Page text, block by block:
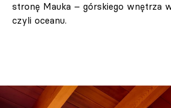
stronę Mauka – górskiego wnętrza
czyli oceanu.